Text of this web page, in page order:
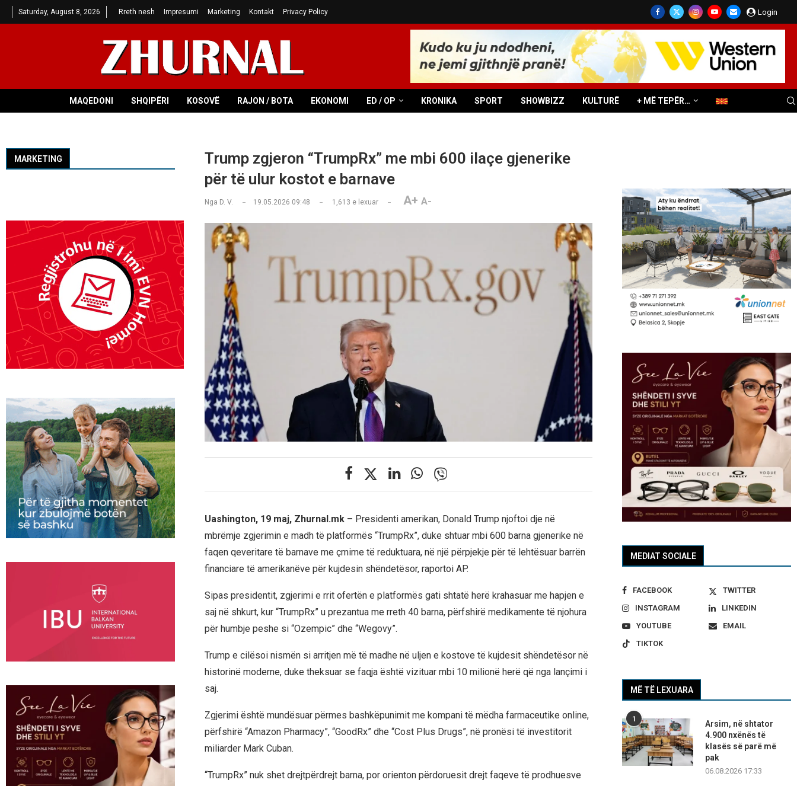
Saturday, August 8, 2026 Rreth nesh Impresumi Marketing Kontakt Privacy Policy Login
MAQEDONI SHQIPËRI KOSOVË RAJON / BOTA EKONOMI ED / OP KRONIKA SPORT SHOWBIZZ KULTURË + MË TEPËR…
Trump zgjeron “TrumpRx” me mbi 600 ilaçe gjenerike
për të ulur kostot e barnave
Nga D. V. 19.05.2026 09:48 1,613 e lexuar A+ A-
Uashington, 19 maj, Zhurnal.mk – Presidenti amerikan, Donald Trump njoftoi dje në
mbrëmje zgjerimin e madh të platformës “TrumpRx”, duke shtuar mbi 600 barna gjenerike në
faqen qeveritare të barnave me çmime të reduktuara, në një përpjekje për të lehtësuar barrën
financiare të amerikanëve për kujdesin shëndetësor, raportoi AP.
Sipas presidentit, zgjerimi e rrit ofertën e platformës gati shtatë herë krahasuar me hapjen e
saj në shkurt, kur “TrumpRx” u prezantua me rreth 40 barna, përfshirë medikamente të njohura
për humbje peshe si “Ozempic” dhe “Wegovy”.
Trump e cilësoi nismën si arritjen më të madhe në uljen e kostove të kujdesit shëndetësor në
historinë moderne, duke theksuar se faqja është vizituar mbi 10 milionë herë që nga lançimi i
saj.
Zgjerimi është mundësuar përmes bashkëpunimit me kompani të mëdha farmaceutike online,
përfshirë “Amazon Pharmacy”, “GoodRx” dhe “Cost Plus Drugs”, në pronësi të investitorit
miliarder Mark Cuban.
“TrumpRx” nuk shet drejtpërdrejt barna, por orienton përdoruesit drejt faqeve të prodhuesve
MEDIAT SOCIALE
FACEBOOK
TWITTER
INSTAGRAM
LINKEDIN
YOUTUBE
EMAIL
TIKTOK
MË TË LEXUARA
1
Arsim, në shtator
4.900 nxënës të
klasës së parë më
pak
06.08.2026 17:33
MARKETING